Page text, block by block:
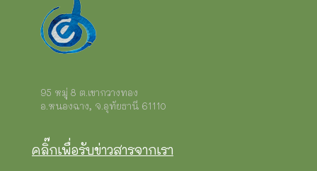
95 หมู่ 8 ต.เขากวางทอง
อ.หนองฉาง, จ.อุทัยธานี 61110
คลิ๊กเพื่อรับข่าวสารจากเรา